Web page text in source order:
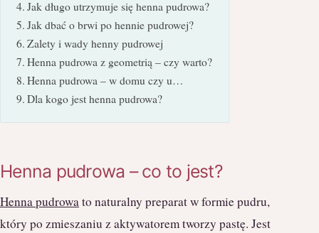
Jak długo utrzymuje się henna pudrowa?
Jak dbać o brwi po hennie pudrowej?
Zalety i wady henny pudrowej
Henna pudrowa z geometrią – czy warto?
Henna pudrowa – w domu czy u…
Dla kogo jest henna pudrowa?
Henna pudrowa – co to jest?
Henna pudrowato naturalny preparat w formie pudru,
który po zmieszaniu z aktywatorem tworzy pastę. Jest